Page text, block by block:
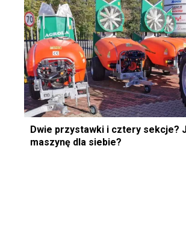
Dwie przystawki i cztery sekcje?
maszynę dla siebie?